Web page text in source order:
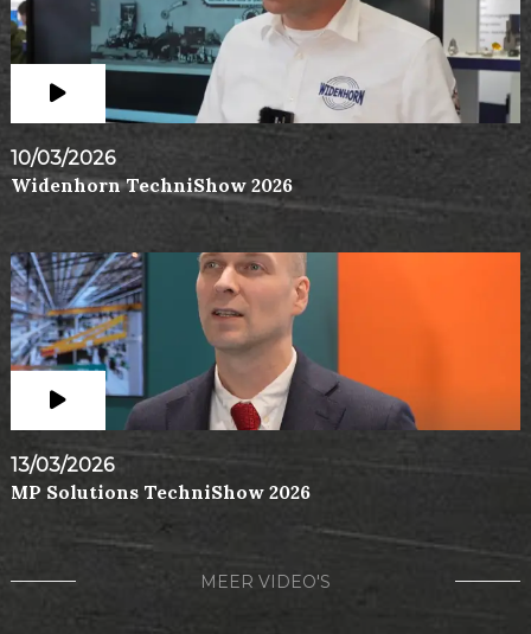
10/03/2026
Widenhorn TechniShow 2026
13/03/2026
MP Solutions TechniShow 2026
MEER VIDEO'S